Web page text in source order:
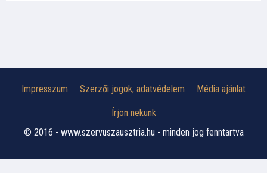
Impresszum Szerzői jogok, adatvédelem Média ajánlat
Írjon nekünk
© 2016 - www.szervuszausztria.hu - minden jog fenntartva